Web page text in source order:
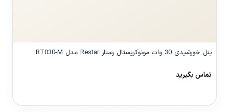
پنل خورشیدی 30 وات مونوکریستال رستار Restar مدل RT030-M
تماس بگیرید